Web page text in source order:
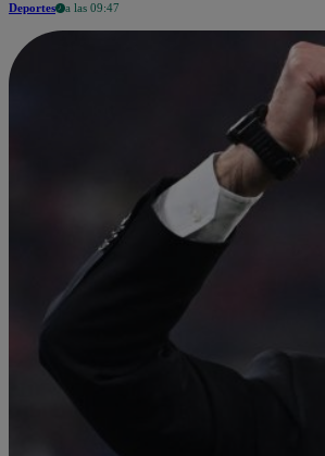
Deportes a las 09:47